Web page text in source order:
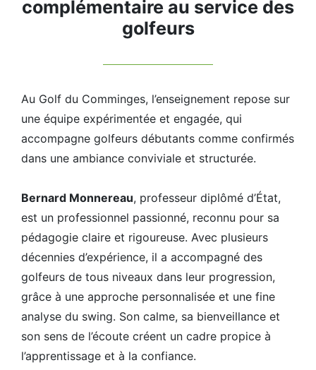
complémentaire au service des
golfeurs
Au Golf du Comminges, l’enseignement repose sur
une équipe expérimentée et engagée, qui
accompagne golfeurs débutants comme confirmés
dans une ambiance conviviale et structurée.
Bernard Monnereau, professeur diplômé d’État,
est un professionnel passionné, reconnu pour sa
pédagogie claire et rigoureuse. Avec plusieurs
décennies d’expérience, il a accompagné des
golfeurs de tous niveaux dans leur progression,
grâce à une approche personnalisée et une fine
analyse du swing. Son calme, sa bienveillance et
son sens de l’écoute créent un cadre propice à
l’apprentissage et à la confiance.